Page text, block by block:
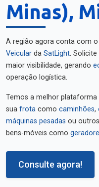
Minas),
A região agora conta com
Veicular da SatLight. Solicite
maior visibilidade, gerando
operação logística.
Temos a melhor
sua frota como caminhões,
máquinas pesadas ou
bens-móveis como
Consulte agora!